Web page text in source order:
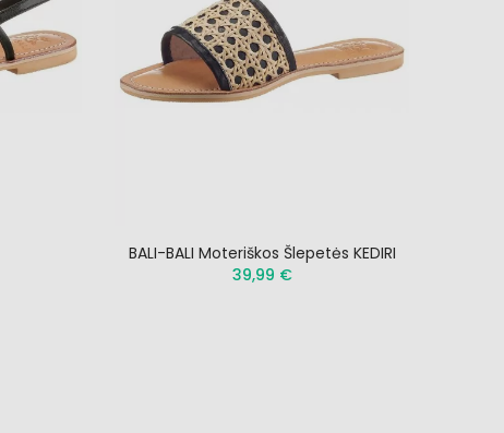
BALI-BALI Moteriškos Šlepetės KEDIRI
39,99 €